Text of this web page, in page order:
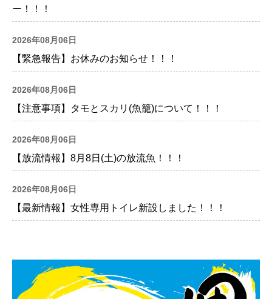
ー！！！
2026年08月06日
【緊急報告】お休みのお知らせ！！！
2026年08月06日
【注意事項】タモとスカリ(魚籠)について！！！
2026年08月06日
【放流情報】8月8日(土)の放流魚！！！
2026年08月06日
【最新情報】女性専用トイレ新設しました！！！